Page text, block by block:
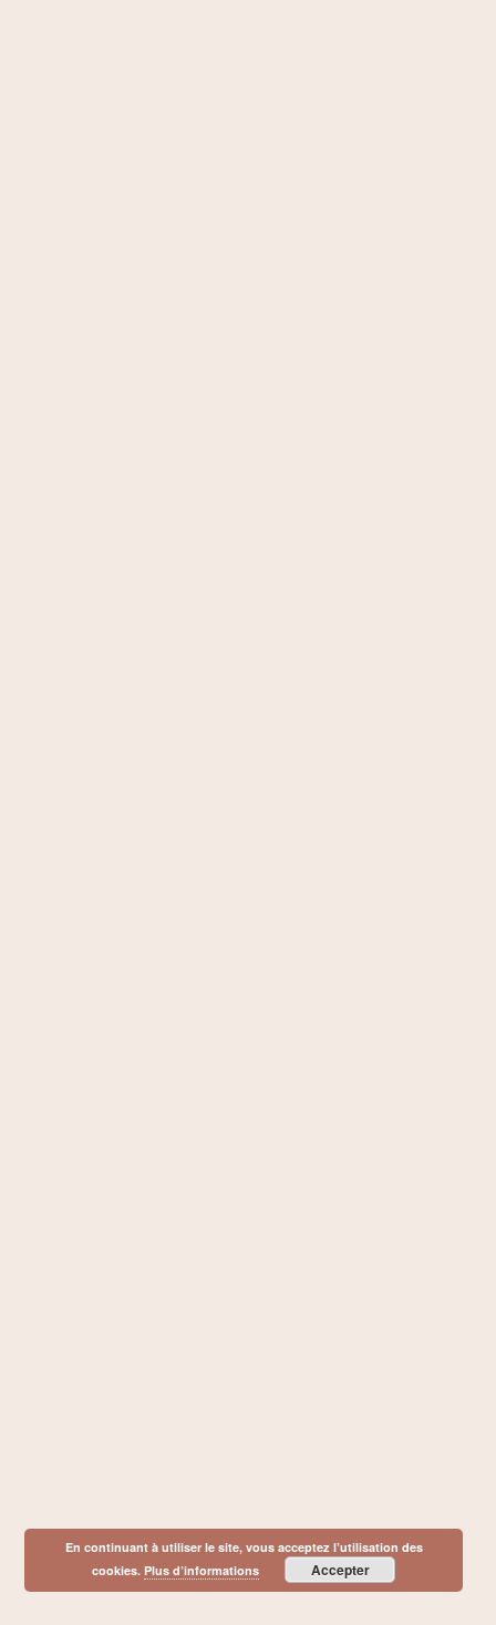
En continuant à utiliser le site, vous acceptez l’utilisation des
cookies.Plus d’informations Accepter